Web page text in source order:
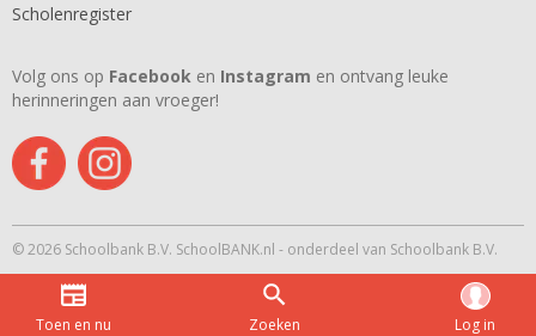
Scholenregister
Volg ons op Facebook en Instagram en ontvang leuke
herinneringen aan vroeger!
© 2026 Schoolbank B.V. SchoolBANK.nl - onderdeel van Schoolbank B.V.
Toen en nu Zoeken Log in